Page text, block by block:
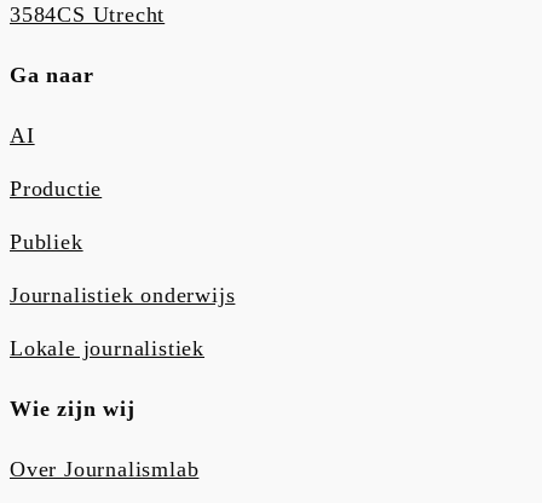
3584CS Utrecht
Ga naar
AI
Productie
Publiek
Journalistiek onderwijs
Lokale journalistiek
Wie zijn wij
Over Journalismlab